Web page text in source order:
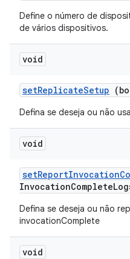
Define o número de
de vários dispositivos.
void
setReplicateSetup
Defina se deseja ou não
void
setReportInvocation
InvocationComplete
Defina se deseja ou não
invocationComplete
void